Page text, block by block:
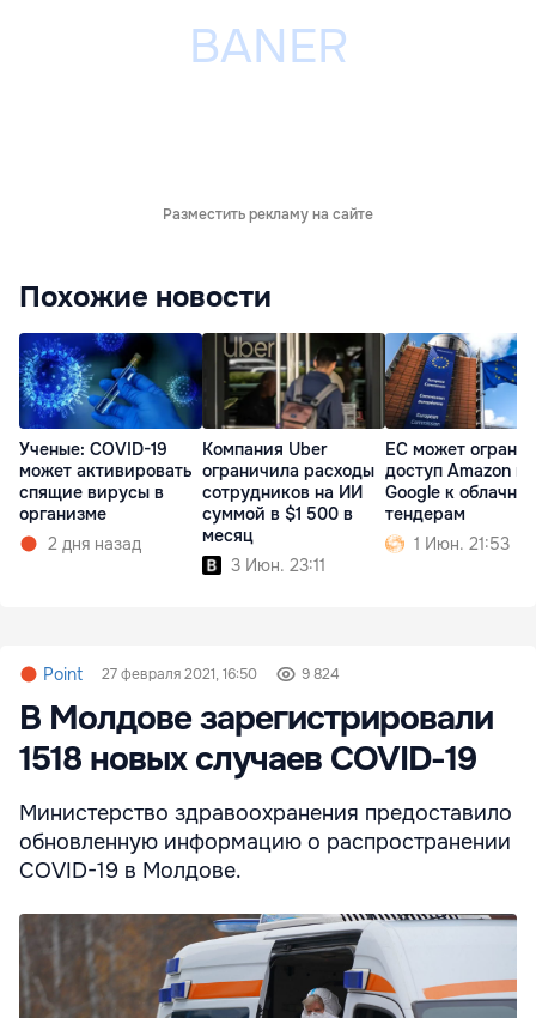
Разместить рекламу на сайте
Похожие новости
Ученые: COVID-19
может активировать
спящие вирусы в
организме
2 дня назад
Компания Uber
ограничила расходы
сотрудников на ИИ
суммой в $1 500 в
месяц
3 Июн. 23:11
ЕС может
доступ Amazon и
Google к
тендерам
1 Июн. 21:53
Point 27 февраля 2021, 16:50 9 824
В Молдове зарегистрировали
1518 новых случаев COVID-19
Министерство здравоохранения предоставило
обновленную информацию о распространении
COVID-19 в Молдове.